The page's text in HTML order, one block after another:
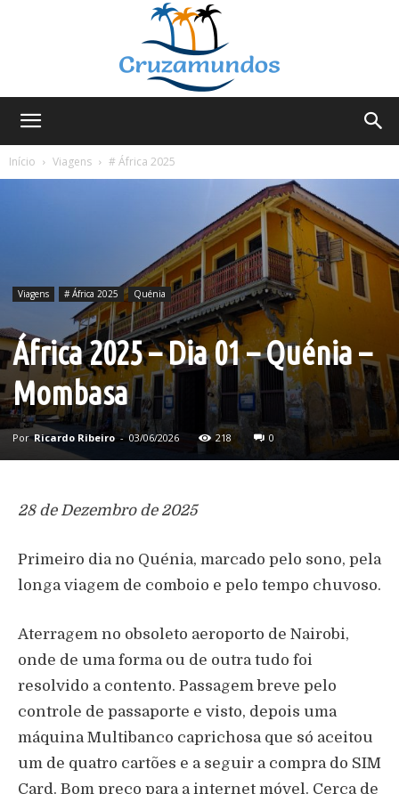
Início
Viagens # África 2025
Viagens # África 2025 Quénia
África 2025 – Dia 01 – Quénia –
Mombasa
Por Ricardo Ribeiro - 03/06/2026 218 0
28 de Dezembro de 2025
Primeiro dia no Quénia, marcado pelo sono, pela
longa viagem de comboio e pelo tempo chuvoso.
Aterragem no obsoleto aeroporto de Nairobi,
onde de uma forma ou de outra tudo foi
resolvido a contento. Passagem breve pelo
controle de passaporte e visto, depois uma
máquina Multibanco caprichosa que só aceitou
um de quatro cartões e a seguir a compra do SIM
Card. Bom preço para a internet móvel. Cerca de